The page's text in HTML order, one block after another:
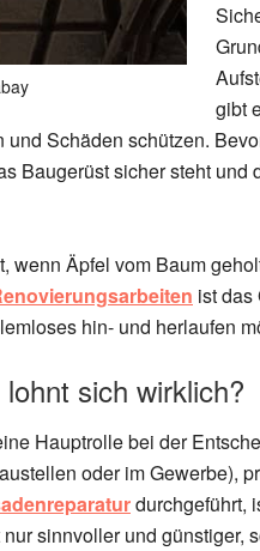
gibt
Schäden schützen.
Baugerüst sicher steht und
wenn Äpfel vom Baum
ist das
hin- und herlaufen
sich wirklich?
Hauptrolle bei der
oder im Gewerbe),
durchgeführt,
sinnvoller und günstiger,